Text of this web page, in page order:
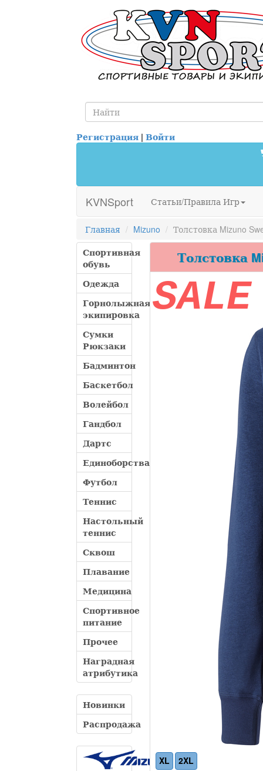
Регистрация | Войти
KVNSport Статьи/Правила Игр
Главная Mizuno
Толстовка Mizuno
Спортивная
обувь
Одежда
Горнолыжная
экипировка
Сумки
Рюкзаки
Бадминтон
Баскетбол
Волейбол
Гандбол
Дартс
Единоборства
Футбол
Теннис
Настольный
теннис
Сквош
Плавание
Медицина
Спортивное
питание
Прочее
Наградная
атрибутика
Новинки
Распродажа
Толстовка
SALE
XL 2XL